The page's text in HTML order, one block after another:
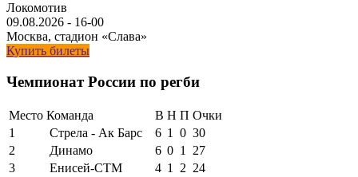
Локомотив
09.08.2026 - 16-00
Москва, стадион «Слава»
Купить билеты
Чемпионат России по регби
Место Команда В Н П Очки
1
Стрела - Ак Барс 6 1 0 30
2
Динамо 6 0 1
27
3
Енисей-СТМ 4 1 2 24